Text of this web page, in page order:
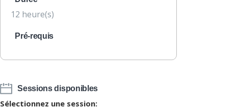
12 heure(s)
Pré-requis
Sessions disponibles
Sélectionnez une session: